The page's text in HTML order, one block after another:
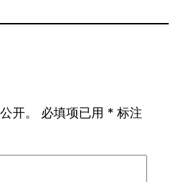
开。 必填项已用 * 标注